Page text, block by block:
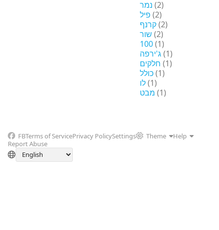
נמר (2)
פיל (2)
קרנף(2)
שור (2)
100(1)
ג'ירפה(1)
חלקים (1)
כולל(1)
לו(1)
מבט (1)
FBTerms of ServicePrivacy PolicySettings Theme
Help
Report Abuse